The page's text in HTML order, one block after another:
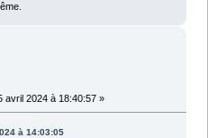
avril 2024 à 18:40:57 »
à 14:03:05